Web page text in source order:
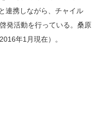
連携しながら、チャイル
発活動を行っている。桑原
年1月現在）。